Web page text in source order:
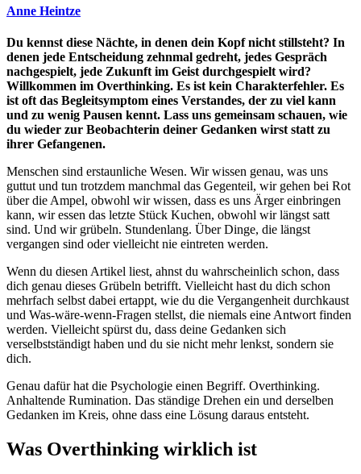
Anne Heintze
Du kennst diese Nächte, in denen dein Kopf nicht stillsteht? In
denen jede Entscheidung zehnmal gedreht, jedes Gespräch
nachgespielt, jede Zukunft im Geist durchgespielt wird?
Willkommen im Overthinking. Es ist kein Charakterfehler. Es
ist oft das Begleitsymptom eines Verstandes, der zu viel kann
und zu wenig Pausen kennt. Lass uns gemeinsam schauen, wie
du wieder zur Beobachterin deiner Gedanken wirst statt zu
ihrer Gefangenen.
Menschen sind erstaunliche Wesen. Wir wissen genau, was uns
guttut und tun trotzdem manchmal das Gegenteil, wir gehen bei Rot
über die Ampel, obwohl wir wissen, dass es uns Ärger einbringen
kann, wir essen das letzte Stück Kuchen, obwohl wir längst satt
sind. Und wir grübeln. Stundenlang. Über Dinge, die längst
vergangen sind oder vielleicht nie eintreten werden.
Wenn du diesen Artikel liest, ahnst du wahrscheinlich schon, dass
dich genau dieses Grübeln betrifft. Vielleicht hast du dich schon
mehrfach selbst dabei ertappt, wie du die Vergangenheit durchkaust
und Was-wäre-wenn-Fragen stellst, die niemals eine Antwort finden
werden. Vielleicht spürst du, dass deine Gedanken sich
verselbstständigt haben und du sie nicht mehr lenkst, sondern sie
dich.
Genau dafür hat die Psychologie einen Begriff. Overthinking.
Anhaltende Rumination. Das ständige Drehen ein und derselben
Gedanken im Kreis, ohne dass eine Lösung daraus entsteht.
Was Overthinking wirklich ist